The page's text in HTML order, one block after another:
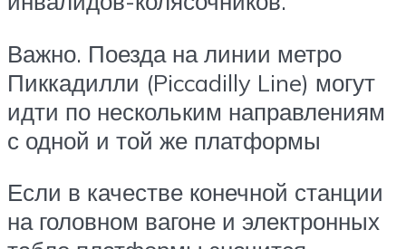
Важно. Поезда на линии метро
Пиккадилли (Piccadilly Line) могут
идти по нескольким направлениям
с одной и той же платформы
Если в качестве конечной станции
на головном вагоне и электронных